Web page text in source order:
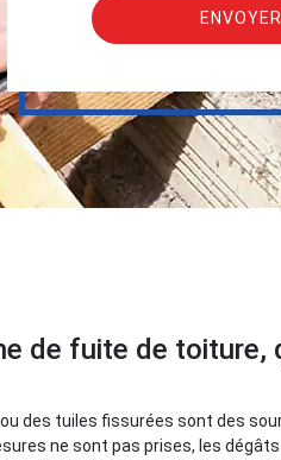
de fuite de toiture,
des tuiles fissurées sont des
ne sont pas prises, les